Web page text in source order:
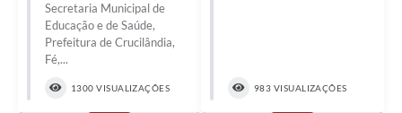
Secretaria Municipal de
Educação e de Saúde,
Prefeitura de Crucilândia,
Fé,...
1300 VISUALIZAÇÕES 983 VISUALIZAÇÕES